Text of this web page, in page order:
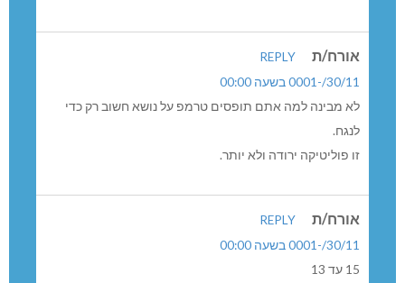
אורח/ת
REPLY
30/11/-0001 בשעה 00:00
לא מבינה למה אתם תופסים טרמפ על נושא חשוב רק כדי
לנגח.
זו פוליטיקה ירודה ולא יותר.
אורח/ת
REPLY
30/11/-0001 בשעה 00:00
15 עד 13